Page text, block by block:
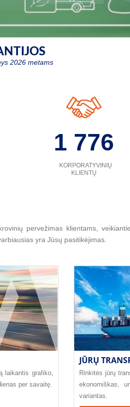
2026 metams
1 776
KORPORATYVINIŲ
KLIENTŲ
pervežimas klientams,
yra Jūsų pasitikėjimas.
laikantis grafiko,
per savaitę.
JŪRŲ
Rinkitės jūrų
ekonomiškas,
variantas.